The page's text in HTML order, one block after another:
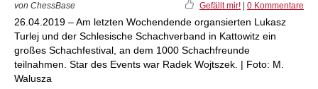
von ChessBase Gefällt mir! 0 Kommentare
26.04.2019 – Am letzten Wochendende organsierten Lukasz
Turlej und der Schlesische Schachverband in Kattowitz ein
großes Schachfestival, an dem 1000 Schachfreunde
teilnahmen. Star des Events war Radek Wojtszek. | Foto: M.
Walusza